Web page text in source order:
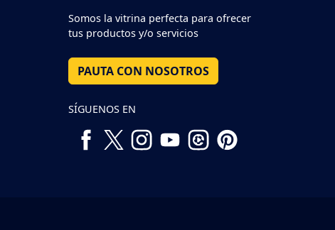
Somos la vitrina perfecta para ofrecer
tus productos y/o servicios
PAUTA CON NOSOTROS
SÍGUENOS EN